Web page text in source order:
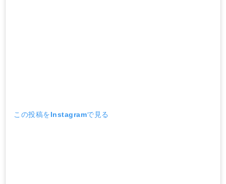
この投稿をInstagramで見る